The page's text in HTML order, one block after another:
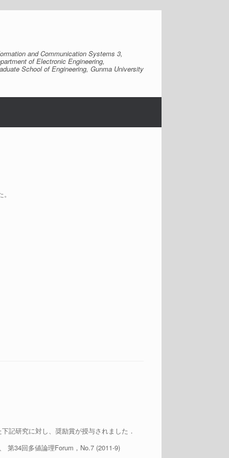
and Communication Systems 3,
of Electronic Engineering,
School of Engineering, Gunma University
記研究に対し、奨励賞が授与されました．
第34回多値論理Forum，No.7 (2011-9)